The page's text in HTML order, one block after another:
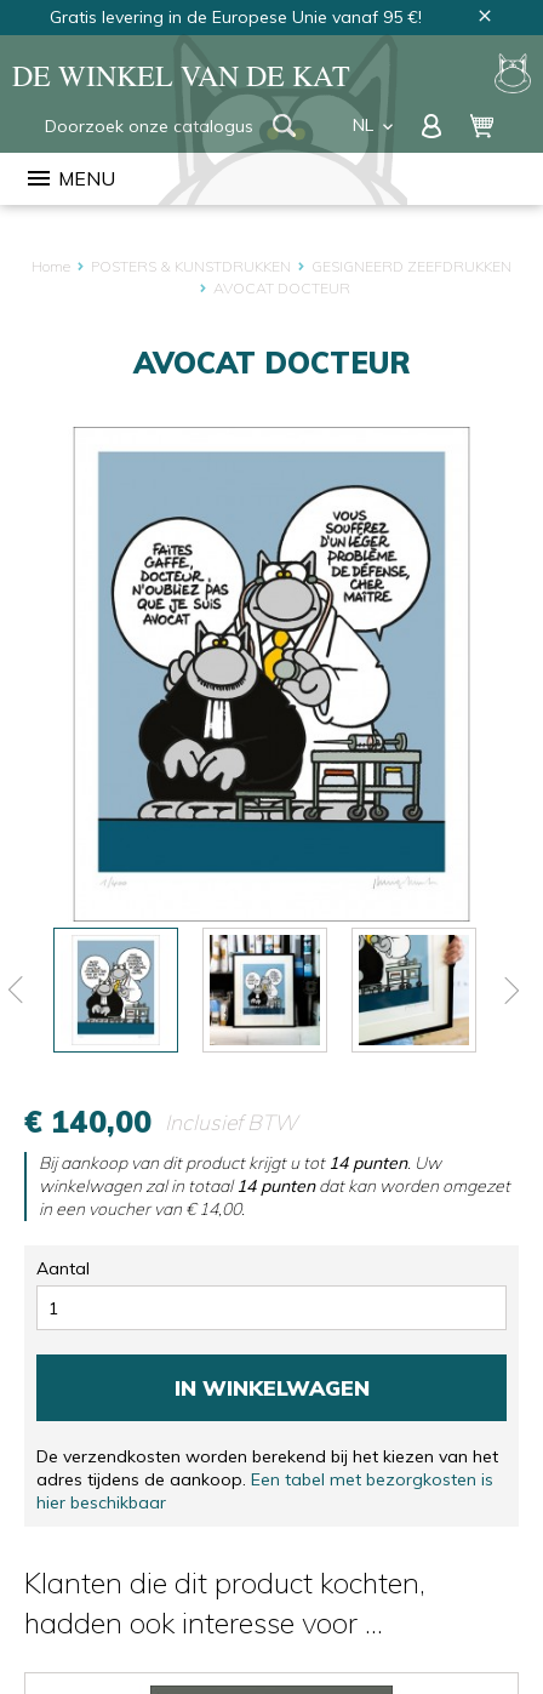
Gratis levering in de Europese Unie vanaf 95 €! close
DE WINKEL VAN DE KAT
NL keyboard_arrow_down
FR
EN
menu MENU
Home POSTERS & KUNSTDRUKKEN
GESIGNEERD ZEEFDRUKKEN
AVOCAT DOCTEUR
AVOCAT DOCTEUR
€ 140,00 Inclusief BTW
Bij aankoop van dit product krijgt u tot 14punten. Uw
winkelwagen zal in totaal14puntendat kan worden omgezet
in een voucher van € 14,00.
Aantal
IN WINKELWAGEN
De verzendkosten worden berekend bij het kiezen van het
adres tijdens de aankoop. Een tabel met bezorgkosten is
hier beschikbaar
Klanten die dit product kochten,
hadden ook interesse voor ...